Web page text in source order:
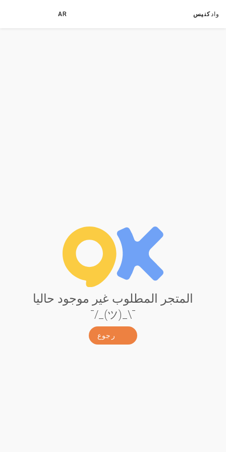
وادكنيس AR
المتجر المطلوب غير موجود حاليا
¯\_(ツ)_/¯
رجوع